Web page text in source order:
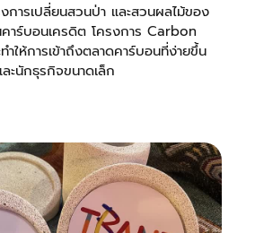
การเปลี่ยนสวนป่า และสวนผลไม้ของ
าร์บอนเครดิต โครงการ Carbon
ให้การเข้าถึงตลาดคาร์บอนที่ง่ายขึ้น
ะนักธุรกิจขนาดเล็ก